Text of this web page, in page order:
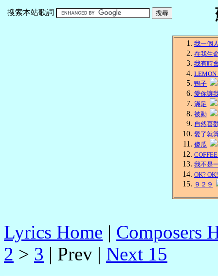
搜索本站歌詞
我一個
在我生
我有時
LEMON
鴨子
愛你讓
滿足
被動
自然喜
愛了就
傻瓜
我不是
OK? OK!
９２９
Lyrics Home | Composers
2 > 3 | Prev | Next 15